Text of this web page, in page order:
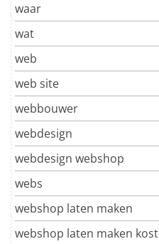
waar
wat
web
web site
webbouwer
webdesign
webdesign webshop
webs
webshop laten maken
webshop laten maken